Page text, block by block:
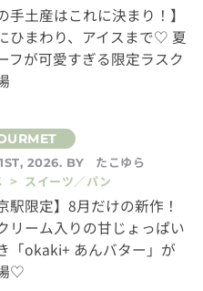
手土産はこれに決まり！】
ひまわり、アイスまで♡ 夏
フが可愛すぎる限定ラスク
2026. BY
たこゆら
> スイーツ／パン
駅限定】8月だけの新作！
リーム入りの甘じょっぱい
「okaki+ あんバター」が
♡